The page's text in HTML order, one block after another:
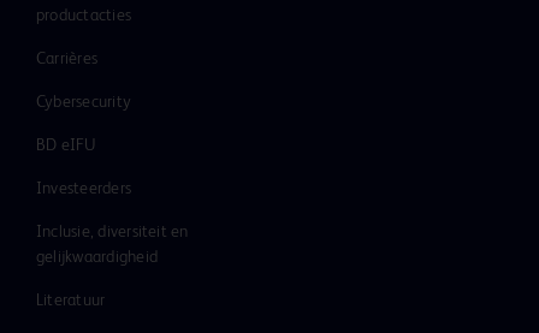
productacties
Carrières
Cybersecurity
BD eIFU
Investeerders
Inclusie, diversiteit en
gelijkwaardigheid
Literatuur